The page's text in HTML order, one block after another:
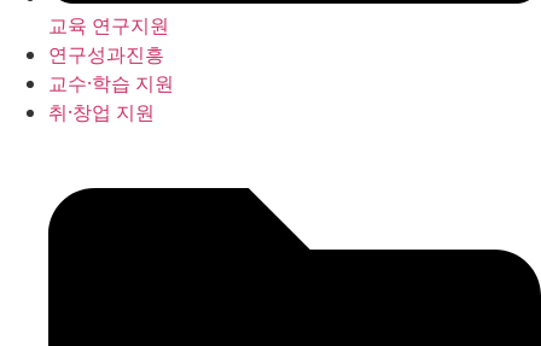
교육 연구지원
연구성과진흥
교수·학습 지원
취·창업 지원